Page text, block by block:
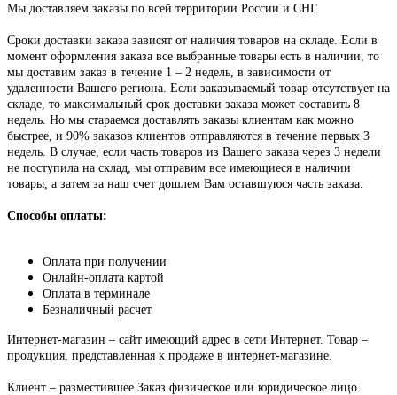
Мы доставляем заказы по всей территории России и СНГ.
Сроки доставки заказа зависят от наличия товаров на складе. Если в
момент оформления заказа все выбранные товары есть в наличии, то
мы доставим заказ в течение 1 – 2 недель, в зависимости от
удаленности Вашего региона. Если заказываемый товар отсутствует на
складе, то максимальный срок доставки заказа может составить 8
недель. Но мы стараемся доставлять заказы клиентам как можно
быстрее, и 90% заказов клиентов отправляются в течение первых 3
недель. В случае, если часть товаров из Вашего заказа через 3 недели
не поступила на склад, мы отправим все имеющиеся в наличии
товары, а затем за наш счет дошлем Вам оставшуюся часть заказа.
Способы оплаты:
Оплата при получении
Онлайн-оплата картой
Оплата в терминале
Безналичный расчет
Интернет-магазин – сайт имеющий адрес в сети Интернет. Товар –
продукция, представленная к продаже в интернет-магазине.
Клиент – разместившее Заказ физическое или юридическое лицо.